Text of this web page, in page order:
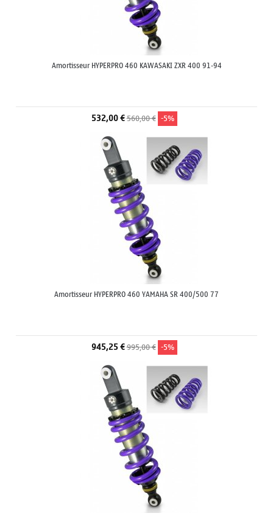
Amortisseur HYPERPRO 460 KAWASAKI ZXR 400 91-94
532,00 €560,00 € -5%
Amortisseur HYPERPRO 460 YAMAHA SR 400/500 77
945,25 €995,00 € -5%